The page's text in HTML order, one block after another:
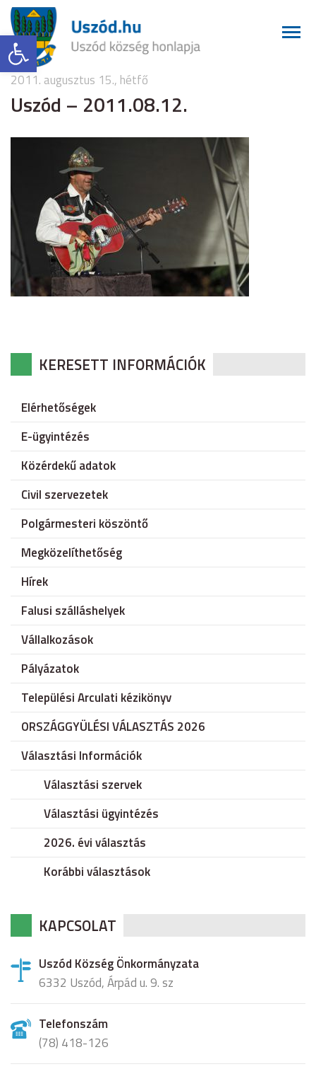
Eszköztár megnyitása
2011. augusztus 15., hétfő
Uszód – 2011.08.12.
KERESETT INFORMÁCIÓK
Elérhetőségek
E-ügyintézés
Közérdekű adatok
Civil szervezetek
Polgármesteri köszöntő
Megközelíthetőség
Hírek
Falusi szálláshelyek
Vállalkozások
Pályázatok
Települési Arculati kézikönyv
ORSZÁGGYÜLÉSI VÁLASZTÁS 2026
Választási Információk
Választási szervek
Választási ügyintézés
2026. évi választás
Korábbi választások
KAPCSOLAT
Uszód Község Önkormányzata
6332 Uszód, Árpád u. 9. sz
Telefonszám
(78) 418-126